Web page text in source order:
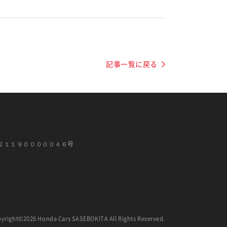
記事一覧に戻る
１１９０００００４６号
Honda Cars SASEBOKITA All Rights Reserved.